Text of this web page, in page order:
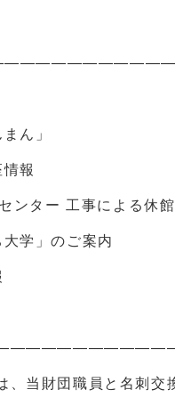
ん」
報
ンター 工事による休
学」のご案内
当財団職員と名刺交